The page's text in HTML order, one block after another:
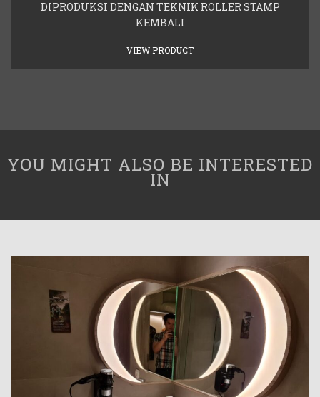
DIPRODUKSI DENGAN TEKNIK ROLLER STAMP
KEMBALI
VIEW PRODUCT
YOU MIGHT ALSO BE INTERESTED
IN